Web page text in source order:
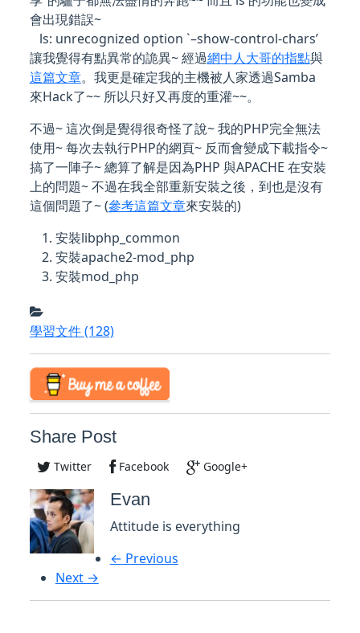
會出現錯誤~
ls: unrecognized option `–show-control-chars’
讓我覺得有點異常的詭異~ 經過網中人大哥的指點與
這篇文章。我更是確定我的主機被人家透過Samba
來Hack了~~ 所以只好又再度的重灌~~。
不過~ 這次倒是覺得很奇怪了說~ 我的PHP完全無法
使用~ 每次去執行PHP的網頁~ 反而會變成下載指令~
搞了一陣子~ 總算了解是因為PHP 與APACHE 在安裝
上的問題~ 不過在我全部重新安裝之後，到也是沒有
這個問題了~ (參考這篇文章來安裝的)
安裝libphp_common
安裝apache2-mod_php
安裝mod_php
學習文件(128)
Share Post
Twitter Facebook Google+
Evan
Attitude is everything
← Previous
Next →